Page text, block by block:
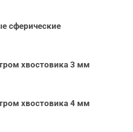
сферические
хвостовика 3 мм
хвостовика 4 мм